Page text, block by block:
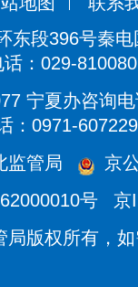
东段396号秦
话：029-
宁夏办咨询
：0971-
监管局
京
号
京
局版权所有，